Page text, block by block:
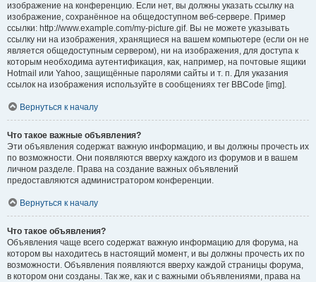
изображение на конференцию. Если нет, вы должны указать ссылку на
изображение, сохранённое на общедоступном веб-сервере. Пример
ссылки: http://www.example.com/my-picture.gif. Вы не можете указывать
ссылку ни на изображения, хранящиеся на вашем компьютере (если он не
является общедоступным сервером), ни на изображения, для доступа к
которым необходима аутентификация, как, например, на почтовые ящики
Hotmail или Yahoo, защищённые паролями сайты и т. п. Для указания
ссылок на изображения используйте в сообщениях тег BBCode [img].
Вернуться к началу
Что такое важные объявления?
Эти объявления содержат важную информацию, и вы должны прочесть их
по возможности. Они появляются вверху каждого из форумов и в вашем
личном разделе. Права на создание важных объявлений
предоставляются администратором конференции.
Вернуться к началу
Что такое объявления?
Объявления чаще всего содержат важную информацию для форума, на
котором вы находитесь в настоящий момент, и вы должны прочесть их по
возможности. Объявления появляются вверху каждой страницы форума,
в котором они созданы. Так же, как и с важными объявлениями, права на